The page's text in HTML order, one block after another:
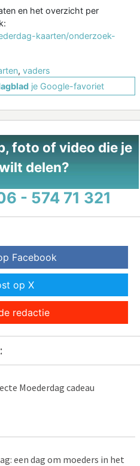
en het overzicht per
kaarten/onderzoek-
, vaders
je Google-favoriet
foto of video die je
delen?
- 574 71 321
Facebook
op X
redactie
Moederdag cadeau
een dag om moeders in het